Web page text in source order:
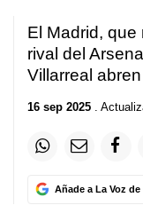
El Madrid, que
rival del
Villarreal
16 sep 2025 .
Añade a La Voz